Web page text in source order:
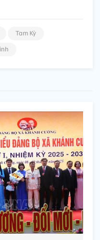
Tam Kỳ